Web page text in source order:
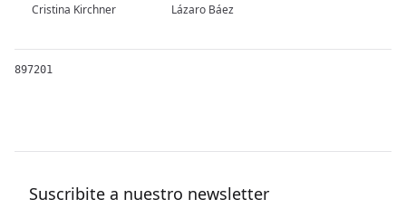
Cristina Kirchner Lázaro Báez
897201
Suscribite a nuestro newsletter